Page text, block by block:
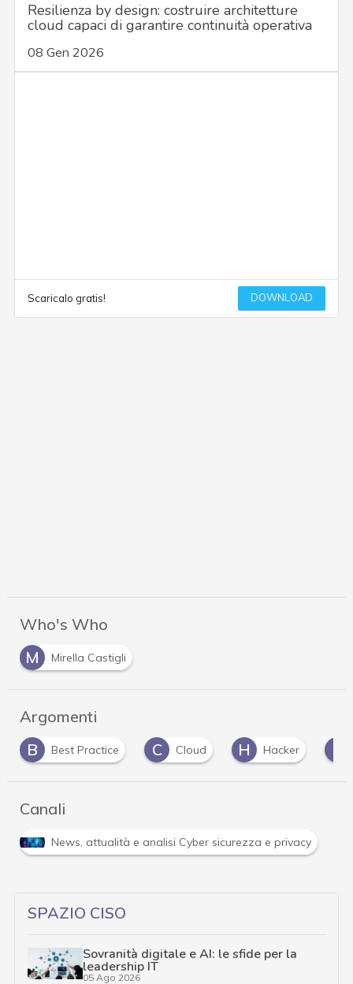
Resilienza by design: costruire architetture
cloud capaci di garantire continuità operativa
08 Gen 2026
Scaricalo gratis! DOWNLOAD
Who's Who
M
Mirella Castigli
Argomenti
B
Best Practice C Cloud H Hacker
Canali
News, attualità e analisi Cyber sicurezza e privacy
SPAZIO CISO
Sovranità digitale e AI: le sfide per la
leadership IT
05 Ago 2026